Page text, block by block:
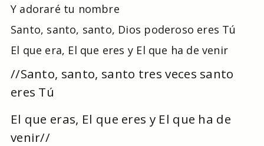
Y adoraré tu nombre
Santo, santo, santo, Dios poderoso eres Tú
El que era, El que eres y El que ha de venir
//Santo, santo, santo tres veces santo
eres Tú
El que eras, El que eres y El que ha de
venir//